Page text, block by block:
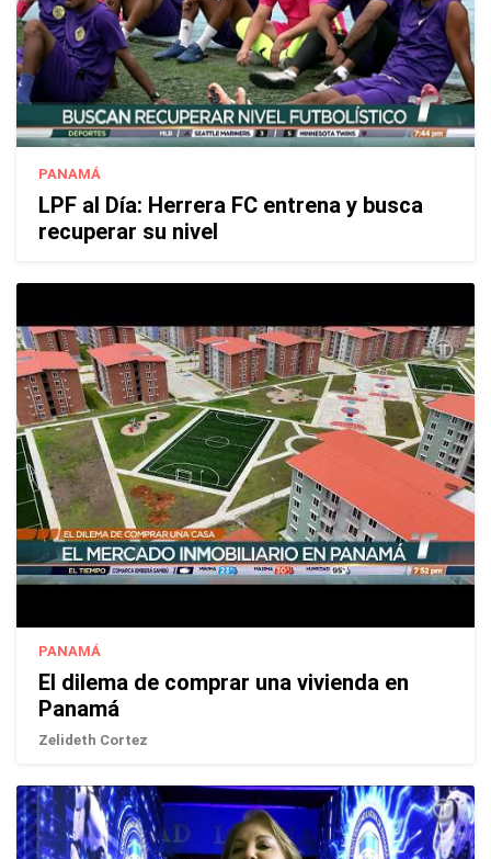
PANAMÁ
LPF al Día: Herrera FC entrena y busca
recuperar su nivel
PANAMÁ
El dilema de comprar una vivienda en
Panamá
Zelideth Cortez